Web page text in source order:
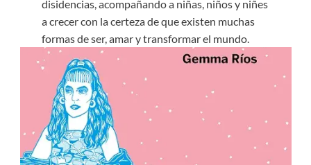
disidencias, acompañando a niñas, niños y niñes
a crecer con la certeza de que existen muchas
formas de ser, amar y transformar el mundo.